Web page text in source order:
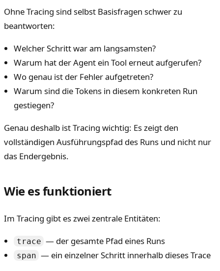
Ohne Tracing sind selbst Basisfragen schwer zu
beantworten:
Welcher Schritt war am langsamsten?
Warum hat der Agent ein Tool erneut aufgerufen?
Wo genau ist der Fehler aufgetreten?
Warum sind die Tokens in diesem konkreten Run
gestiegen?
Genau deshalb ist Tracing wichtig: Es zeigt den
vollständigen Ausführungspfad des Runs und nicht nur
das Endergebnis.
Wie es funktioniert
Im Tracing gibt es zwei zentrale Entitäten:
trace — der gesamte Pfad eines Runs
span — ein einzelner Schritt innerhalb dieses Trace